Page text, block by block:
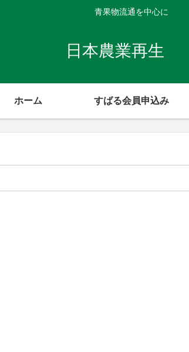
青果物流通を中心に
日本農業再生
ホーム すばる会員申込み